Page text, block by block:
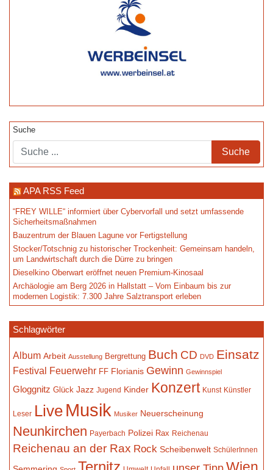
Suche
APA RSS Feed
“FREY WILLE“ informiert über Cybervorfall und setzt umfassende
Sicherheitsmaßnahmen
Bauzentrum der Blauen Lagune vor Fertigstellung
Stocker/Totschnig zu historischer Trockenheit: Gemeinsam handeln,
um Landwirtschaft durch die Dürre zu bringen
Dieselkino Oberwart eröffnet neuen Premium-Kinosaal
Archäologie am Berg 2026 in Hallstatt – Vom Einbaum bis zur
modernen Logistik: 7.300 Jahre Salztransport erleben
Schlagwörter
Album Arbeit Ausstellung Bergrettung Buch CD DVD Einsatz
Festival Feuerwehr FF Florianis Gewinn Gewinnspiel
Gloggnitz Glück Jazz Jugend Kinder Konzert Kunst Künstler
Leser Live Musik Musiker Neuerscheinung
Neunkirchen Payerbach Polizei Rax Reichenau
Reichenau an der Rax Rock Scheibenwelt SchülerInnen